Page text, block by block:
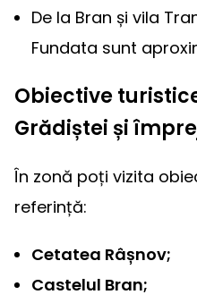
De la Bran și vila
Fundata sunt
Obiective
Grădiștei și
În zonă poți vizita
referință:
Cetatea Râșnov;
Castelul Bran;